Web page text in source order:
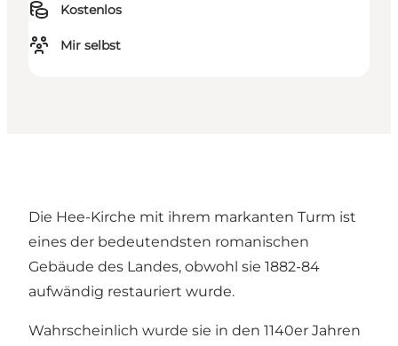
Kostenlos
Mir selbst
Die Hee-Kirche mit ihrem markanten Turm ist
eines der bedeutendsten romanischen
Gebäude des Landes, obwohl sie 1882-84
aufwändig restauriert wurde.
Wahrscheinlich wurde sie in den 1140er Jahren